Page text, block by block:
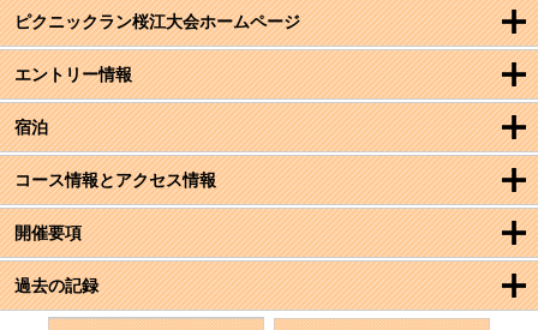
ピクニックラン桜江大会ホームページ
エントリー情報
宿泊
コース情報とアクセス情報
開催要項
過去の記録